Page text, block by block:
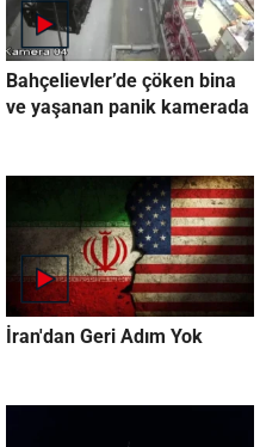
Bahçelievler’de çöken bina
ve yaşanan panik kamerada
İran'dan Geri Adım Yok